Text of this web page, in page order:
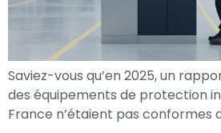
Saviez-vous qu’en 2025, un
des équipements de protection
France n’étaient pas conformes